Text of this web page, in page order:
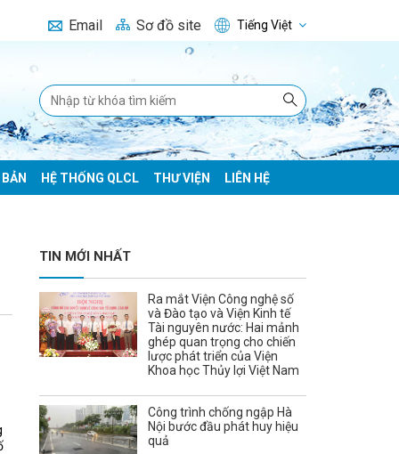
Email Sơ đồ site Tiếng Việt
HỆ THỐNG QLCL THƯ VIỆN LIÊN HỆ
TIN MỚI NHẤT
Ra mắt Viện Công nghệ số
và Đào tạo và Viện Kinh tế
Tài nguyên nước: Hai mảnh
ghép quan trọng cho chiến
lược phát triển của Viện
Khoa học Thủy lợi Việt Nam
Công trình chống ngập Hà
Nội bước đầu phát huy hiệu
quả